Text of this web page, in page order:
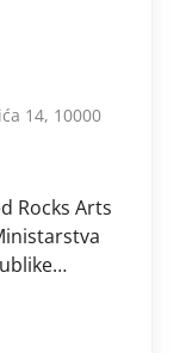
14, 10000
Rocks Arts